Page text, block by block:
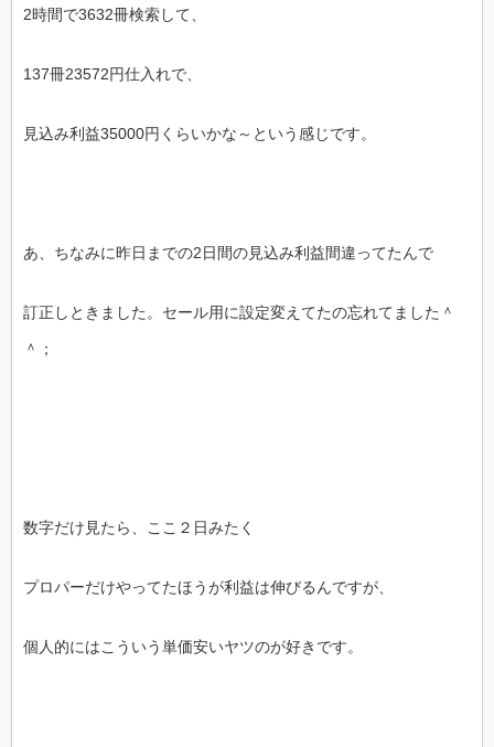
2時間で3632冊検索して、
137冊23572円仕入れで、
見込み利益35000円くらいかな～という感じです。
あ、ちなみに昨日までの2日間の見込み利益間違ってたんで
訂正しときました。セール用に設定変えてたの忘れてました＾
＾；
数字だけ見たら、ここ２日みたく
プロパーだけやってたほうが利益は伸びるんですが、
個人的にはこういう単価安いヤツのが好きです。